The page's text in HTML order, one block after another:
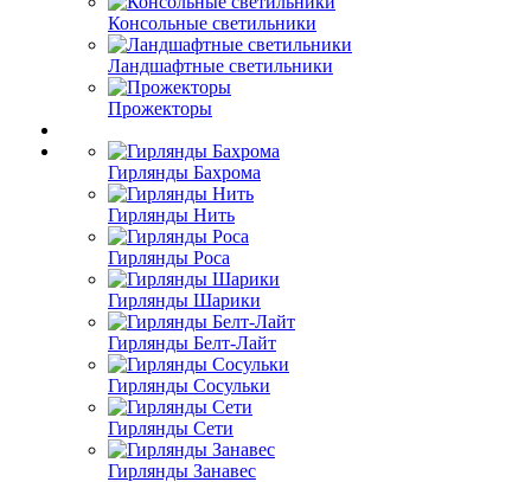
Консольные светильники
Ландшафтные светильники
Прожекторы
Гирлянды Бахрома
Гирлянды Нить
Гирлянды Роса
Гирлянды Шарики
Гирлянды Белт-Лайт
Гирлянды Сосульки
Гирлянды Сети
Гирлянды Занавес